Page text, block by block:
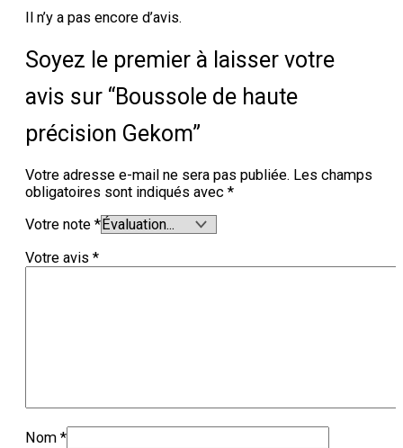
Il n’y a pas encore d’avis.
Soyez le premier à laisser votre
avis sur “Boussole de haute
précision Gekom”
Votre adresse e-mail ne sera pas publiée. Les champs
obligatoires sont indiqués avec *
Votre note *
Votre avis *
Nom *